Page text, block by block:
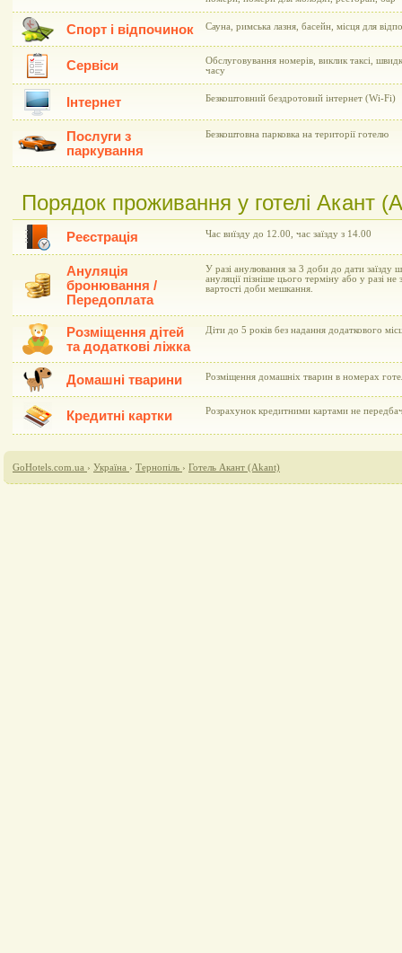
Спорт і відпочинок Сауна, римська лазня, басейн, місця для
Сервіси
Обслуговування номерів, виклик таксі,
часу
Інтернет Безкоштовний бездротовий інтернет (Wi-Fi)
Послуги з
паркування
Безкоштовна парковка на території готелю
Порядок проживання у готелі Акант
Реєстрація Час виїзду до 12.00, час заїзду з 14.00
Ануляція
бронювання /
Передоплата
У разі анулювання за 3 доби до дати заїзду
ануляції пізніше цього терміну або у разі не
вартості доби мешкання.
Розміщення дітей
та додаткові ліжка
Діти до 5 років без надання додаткового
Домашні тварини Розміщення домашніх тварин в номерах
Кредитні картки Розрахунок кредитними картами не
GoHotels.com.ua › Україна › Тернопіль › Готель Акант (Akant)